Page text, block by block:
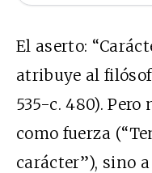
El aserto:
atribuye al
535-c. 480). Pero
como fuerza
carácter”), sino